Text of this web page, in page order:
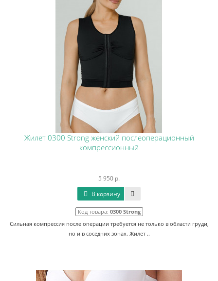
Жилет 0300 Strong женский послеоперационный
компрессионный
5 950 р.
В корзину
Код товара: 0300 Strong
Сильная компрессия после операции требуется не только в области груди,
но и в соседних зонах. Жилет ..